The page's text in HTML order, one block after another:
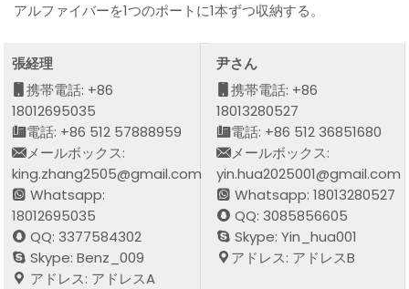
アルファイバーを1つのポートに1本ずつ収納する。
張経理
携帯電話: +86
18012695035
電話: +86 512 57888959
メールボックス:
king.zhang2505@gmail.com
Whatsapp:
18012695035
QQ: 3377584302
Skype: Benz_009
アドレス: アドレスA
尹さん
携帯電話: +86
18013280527
電話: +86 512 36851680
メールボックス:
yin.hua2025001@gmail.com
Whatsapp: 18013280527
QQ: 3085856605
Skype: Yin_hua001
アドレス: アドレスB